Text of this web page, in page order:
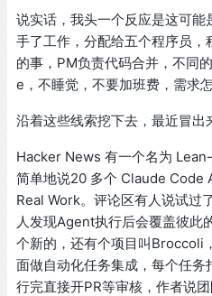
说实话，我头一个反应是这可
手了工作，分配给五个程序员，
的事，PM负责代码合并，不同
e，不睡觉，不要加班费，需求
沿着这些线索挖下去，最近冒出
Hacker News 有一个名为
简单地说20 多个 Claude
Real Work。评论区有人说试过
人发现Agent执行后会覆盖彼此
个新的，还有个项目叫Broccoli
面做自动化任务集成，每个任
行完直接开PR等审核，作者说